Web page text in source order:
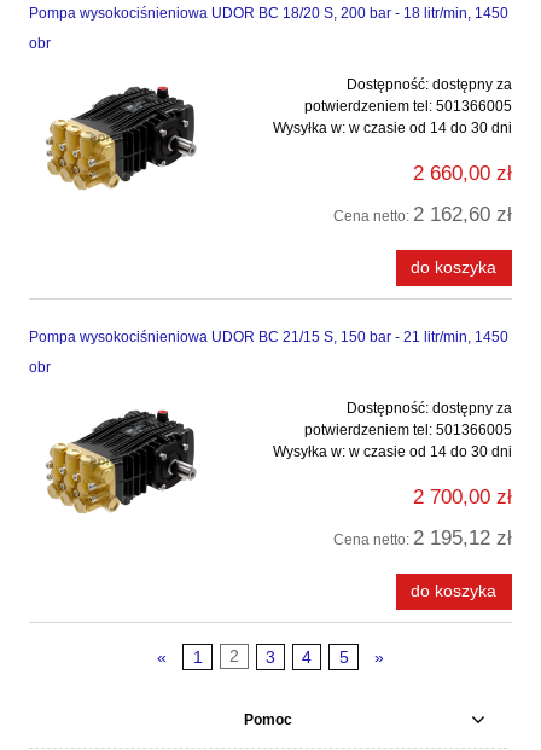
Pompa wysokociśnieniowa UDOR BC 18/20 S, 200 bar - 18 litr/min, 1450
obr
Dostępność: dostępny za
potwierdzeniem tel: 501366005
Wysyłka w: w czasie od 14 do 30 dni
2 660,00 zł
Cena netto: 2 162,60 zł
do koszyka
Pompa wysokociśnieniowa UDOR BC 21/15 S, 150 bar - 21 litr/min, 1450
obr
Dostępność: dostępny za
potwierdzeniem tel: 501366005
Wysyłka w: w czasie od 14 do 30 dni
2 700,00 zł
Cena netto: 2 195,12 zł
do koszyka
« 1 2 3 4 5 »
Pomoc